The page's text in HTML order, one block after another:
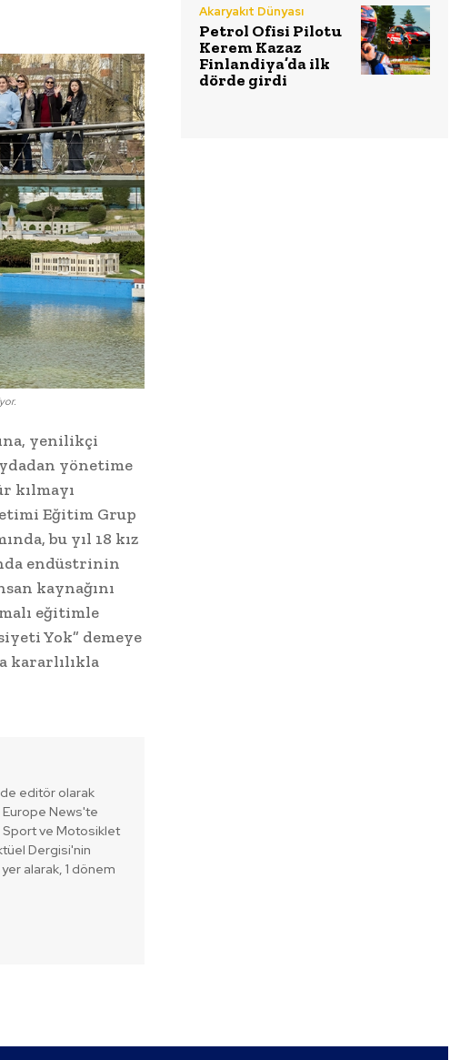
yenilikçi
yönetime
kılmayı
Eğitim Grup
bu yıl 18 kız
endüstrinin
kaynağını
eğitimle
Yok” demeye
kararlılıkla
editör olarak
Europe News'te
Sport ve Motosiklet
Dergisi'nin
alarak, 1 dönem
Akaryakıt Dünyası
Petrol Ofisi Pilotu
Kerem Kazaz
Finlandiya’da ilk
dörde girdi